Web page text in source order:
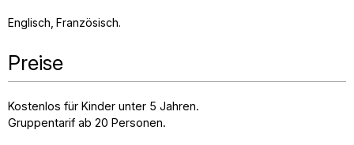
Englisch Französisch
Preise
Kostenlos für Kinder unter 5 Jahren.
Gruppentarif ab 20 Personen.